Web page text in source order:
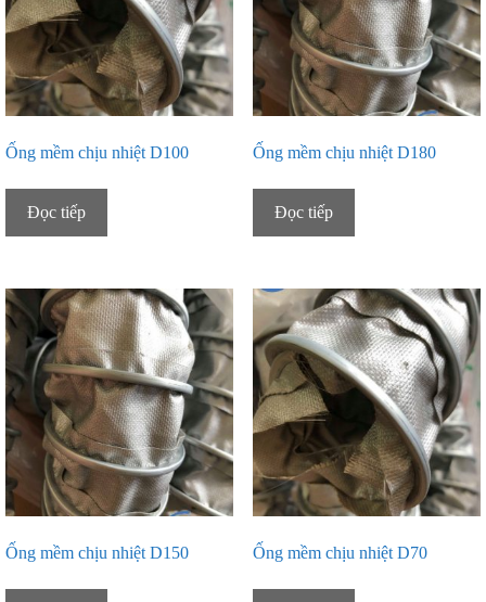
Ống mềm chịu nhiệt D100
Đọc tiếp
Ống mềm chịu nhiệt D180
Đọc tiếp
Ống mềm chịu nhiệt D150 Ống mềm chịu nhiệt D70